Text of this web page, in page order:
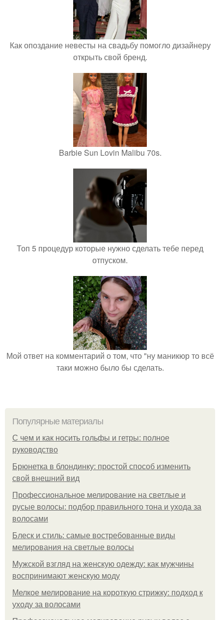
Как опоздание невесты на свадьбу помогло дизайнеру
открыть свой бренд.
Barbie Sun Lovin Malibu 70s.
Топ 5 процедур которые нужно сделать тебе перед
отпуском.
Мой ответ на комментарий о том, что "ну маникюр то всё
таки можно было бы сделать.
Популярные материалы
С чем и как носить гольфы и гетры: полное
руководство
Брюнетка в блондинку: простой способ изменить
свой внешний вид
Профессиональное мелирование на светлые и
русые волосы: подбор правильного тона и ухода за
волосами
Блеск и стиль: самые востребованные виды
мелирования на светлые волосы
Мужской взгляд на женскую одежду: как мужчины
воспринимают женскую моду
Мелкое мелирование на короткую стрижку: подход к
уходу за волосами